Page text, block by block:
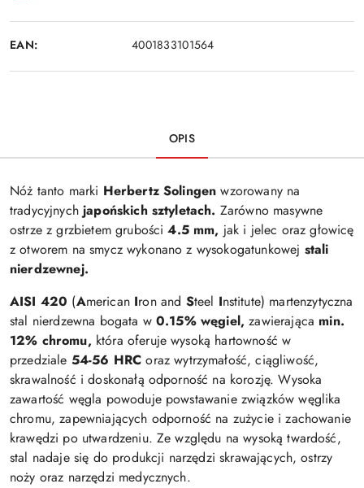
EAN: 4001833101564
OPIS
Nóż tanto marki Herbertz Solingen wzorowany na
tradycyjnychjapońskich sztyletach. Zarówno masywne
ostrze z grzbietem grubości4.5 mm, jak i jelec oraz głowicę
z otworem na smycz wykonano z wysokogatunkowej stali
nierdzewnej.
AISI 420 (AmericanIron and Steel Institute) martenzytyczna
stal nierdzewna bogata w0.15% węgiel, zawierająca min.
12% chromu, która oferuje wysoką hartowność w
przedziale 54-56 HRC oraz wytrzymałość, ciągliwość,
skrawalność i doskonałą odporność na korozję. Wysoka
zawartość węgla powoduje powstawanie związków węglika
chromu, zapewniających odporność na zużycie i zachowanie
krawędzi po utwardzeniu. Ze względu na wysoką twardość,
stal nadaje się do produkcji narzędzi skrawających, ostrzy
noży oraz narzędzi medycznych.